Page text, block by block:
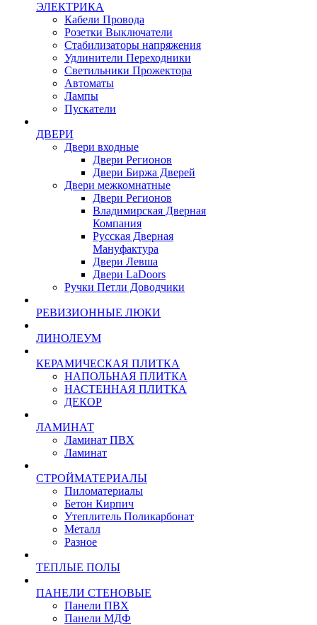
ЭЛЕКТРИКА
Кабели Провода
Розетки Выключатели
Стабилизаторы напряжения
Удлинители Переходники
Светильники Прожектора
Автоматы
Лампы
Пускатели
ДВЕРИ
Двери входные
Двери Регионов
Двери Биржа Дверей
Двери межкомнатные
Двери Регионов
Владимирская Дверная
Компания
Русская Дверная
Мануфактура
Двери Левша
Двери LaDoors
Ручки Петли Доводчики
РЕВИЗИОННЫЕ ЛЮКИ
ЛИНОЛЕУМ
КЕРАМИЧЕСКАЯ ПЛИТКА
НАПОЛЬНАЯ ПЛИТКА
НАСТЕННАЯ ПЛИТКА
ДЕКОР
ЛАМИНАТ
Ламинат ПВХ
Ламинат
СТРОЙМАТЕРИАЛЫ
Пиломатериалы
Бетон Кирпич
Утеплитель Поликарбонат
Металл
Разное
ТЕПЛЫЕ ПОЛЫ
ПАНЕЛИ СТЕНОВЫЕ
Панели ПВХ
Панели МДФ